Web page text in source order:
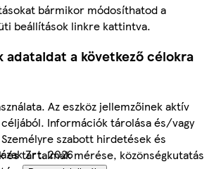
bármikor módosíthatod a
beállítások linkre kattintva.
adataidat a következő célokra
Az eszköz jellemzőinek aktív
Információk tárolása és/vagy
szabott hirdetések és
tartalmak mérése, közönségkutatás
Zrt. 2026